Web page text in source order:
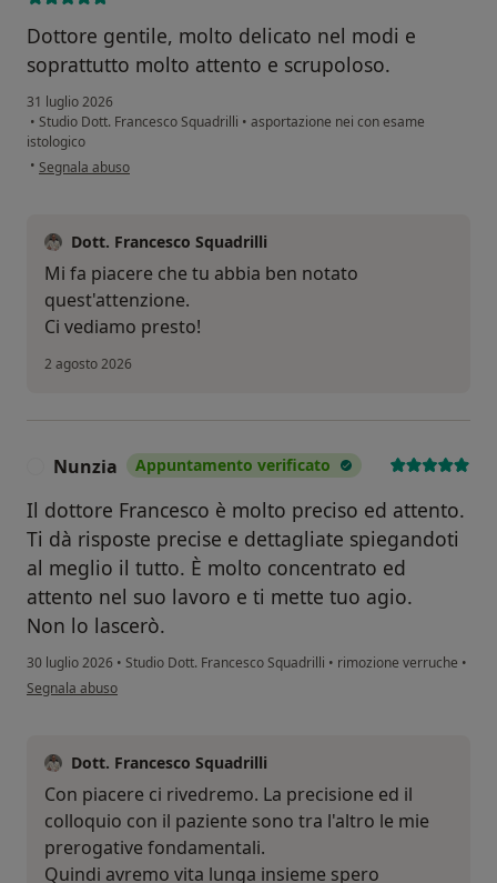
Dottore gentile, molto delicato nel modi e
soprattutto molto attento e scrupoloso.
31 luglio 2026
• Studio Dott. Francesco Squadrilli • asportazione nei con esame
istologico
• secondo l'opinione dell'utente Antonella Grieco
Segnala abuso
Dott. Francesco Squadrilli
Mi fa piacere che tu abbia ben notato
quest'attenzione.
Ci vediamo presto!
2 agosto 2026
Nunzia Appuntamento verificato
Il dottore Francesco è molto preciso ed attento.
Ti dà risposte precise e dettagliate spiegandoti
al meglio il tutto. È molto concentrato ed
attento nel suo lavoro e ti mette tuo agio.
Non lo lascerò.
30 luglio 2026 • Studio Dott. Francesco Squadrilli • rimozione verruche •
secondo l'opinione dell'utente Nunzia
Segnala abuso
Dott. Francesco Squadrilli
Con piacere ci rivedremo. La precisione ed il
colloquio con il paziente sono tra l'altro le mie
prerogative fondamentali.
Quindi avremo vita lunga insieme spero